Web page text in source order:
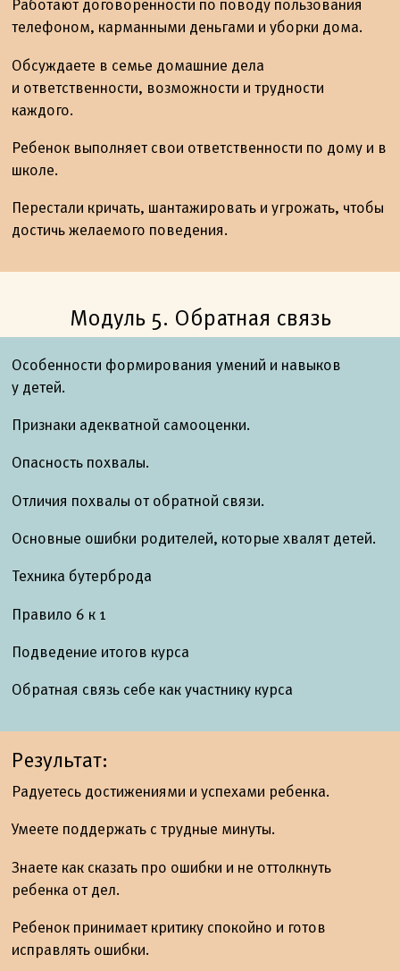
телефоном, карманными деньгами и уборки дома.
Обсуждаете в семье домашние дела
и ответственности, возможности и трудности
каждого.
Ребенок выполняет свои ответственности по дому и в
школе.
Перестали кричать, шантажировать и угрожать, чтобы
достичь желаемого поведения.
Модуль 5. Обратная связь
Особенности формирования умений и навыков
у детей.
Признаки адекватной самооценки.
Опасность похвалы.
Отличия похвалы от обратной связи.
Основные ошибки родителей, которые хвалят детей.
Техника бутерброда
Правило 6 к 1
Подведение итогов курса
Обратная связь себе как участнику курса
Результат:
Радуетесь достижениями и успехами ребенка.
Умеете поддержать с трудные минуты.
Знаете как сказать про ошибки и не оттолкнуть
ребенка от дел.
Ребенок принимает критику спокойно и готов
исправлять ошибки.